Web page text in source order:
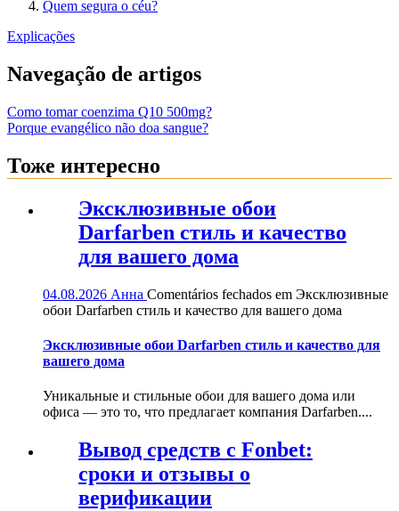
Quem segura o céu?
Explicações
Navegação de artigos
Como tomar coenzima Q10 500mg?
Porque evangélico não doa sangue?
Тоже интересно
Эксклюзивные обои
Darfarben стиль и качество
для вашего дома
04.08.2026 Анна Comentários fechados em Эксклюзивные
обои Darfarben стиль и качество для вашего дома
Эксклюзивные обои Darfarben стиль и качество для
вашего дома
Уникальные и стильные обои для вашего дома или
офиса — это то, что предлагает компания Darfarben....
Вывод средств с Fonbet:
сроки и отзывы о
верификации